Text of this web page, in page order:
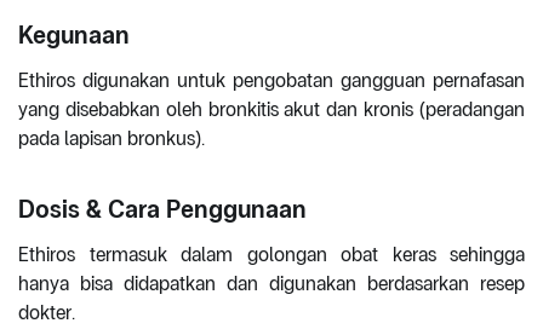
Kegunaan
Ethiros digunakan untuk pengobatan gangguan pernafasan
yang disebabkan oleh bronkitis akut dan kronis (peradangan
pada lapisan bronkus).
Dosis & Cara Penggunaan
Ethiros termasuk dalam golongan obat keras sehingga
hanya bisa didapatkan dan digunakan berdasarkan resep
dokter.